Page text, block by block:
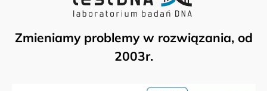
Zmieniamy problemy w rozwiązania, od
2003r.